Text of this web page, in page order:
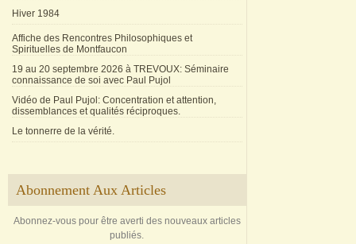
Hiver 1984
Affiche des Rencontres Philosophiques et
Spirituelles de Montfaucon
19 au 20 septembre 2026 à TREVOUX: Séminaire
connaissance de soi avec Paul Pujol
Vidéo de Paul Pujol: Concentration et attention,
dissemblances et qualités réciproques.
Le tonnerre de la vérité.
Abonnement Aux Articles
Abonnez-vous pour être averti des nouveaux articles
publiés.